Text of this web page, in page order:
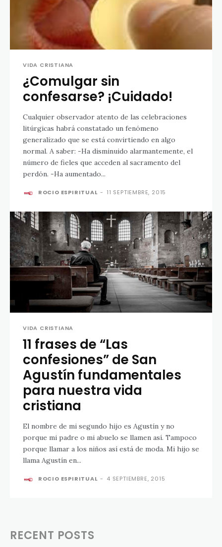
VIDA CRISTIANA
¿Comulgar sin
confesarse? ¡Cuidado!
Cualquier observador atento de las celebraciones
litúrgicas habrá constatado un fenómeno
generalizado que se está convirtiendo en algo
normal. A saber: -Ha disminuido alarmantemente, el
número de fieles que acceden al sacramento del
perdón. -Ha aumentado...
ROCIO ESPIRITUAL - 11 SEPTIEMBRE, 2015
VIDA CRISTIANA
11 frases de “Las
confesiones” de San
Agustín fundamentales
para nuestra vida
cristiana
El nombre de mi segundo hijo es Agustín y no
porque mi padre o mi abuelo se llamen así. Tampoco
porque llamar a los niños así está de moda. Mi hijo se
llama Agustín en...
ROCIO ESPIRITUAL - 4 SEPTIEMBRE, 2015
RECENT POSTS